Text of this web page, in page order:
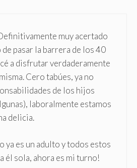
muy acertado
pasar la barrera de los 40
a disfrutar verdaderamente
Cero tabúes, ya no
de los hijos
laboralmente estamos
delicia.
ya es un adulto y todos estos
él sola, ahora es mi turno!